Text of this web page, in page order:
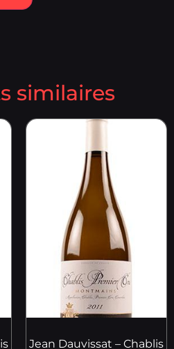
similaires
Jean Dauvissat – Chablis